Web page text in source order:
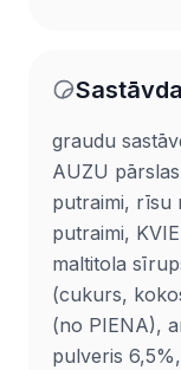
graudu
AUZU
putraimi, rīsu
putraimi,
maltitola
(cukurs,
(no PIENA),
pulveris